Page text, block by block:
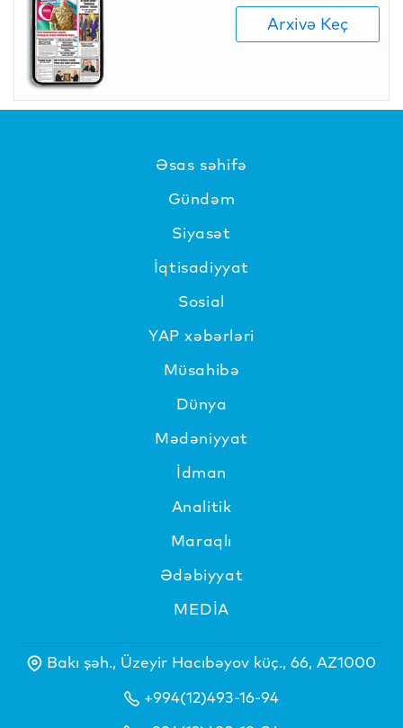
Arxivə Keç
Əsas səhifə
Gündəm
Siyasət
İqtisadiyyat
Sosial
YAP xəbərləri
Müsahibə
Dünya
Mədəniyyat
İdman
Analitik
Maraqlı
Ədəbiyyat
MEDİA
Bakı şəh., Üzeyir Hacıbəyov küç., 66, AZ1000
+994(12)493-16-94